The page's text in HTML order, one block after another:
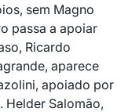
sem Magno
passa a apoiar
Ricardo
aparece
apoiado por
. Helder Salomão,